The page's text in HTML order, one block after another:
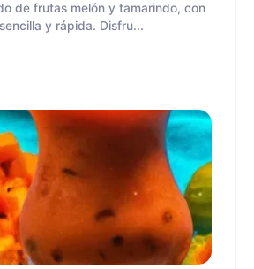
de frutas melón y tamarindo, con
y rápida. Disfru...